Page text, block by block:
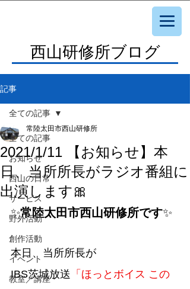
西山研修所ブログ
記事
全ての記事
お知らせ
西山の日常
サービス
野外活動
創作活動
イベント
教室／講座
全ての記事
2021/1/11 【お知らせ】本
日、当所所長がラジオ番組に
出演します🎀
常陸太田市西山研修所
✨常陸太田市西山研修所です✨
本日、当所所長が
IBS茨城放送 「ほっとボイス この